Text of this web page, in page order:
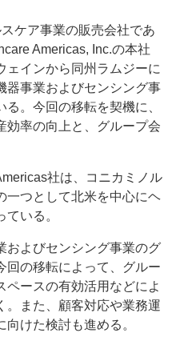
ケア事業の販売会社であ
Americas, Inc.の本社
ェインから同州ラムジーに
器事業およびセンシング事
。今回の移転を契機に、
効率の向上と、グループ会
社は、コニカミノル
一つとして北米を中心にヘ
いる。
よびセンシング事業のグ
回の移転によって、グルー
ペースの有効活用などによ
。また、顧客対応や業務運
けた検討も進める。